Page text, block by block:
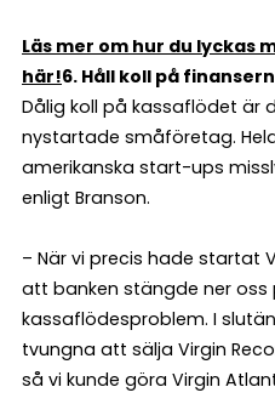
Läs mer om hur du lyckas
här!6. Håll koll på
Dålig koll på kassaflödet
nystartade småföretag.
amerikanska start-ups
enligt Branson.
– När vi precis hade startat
att banken stängde ner oss
kassaflödesproblem. I
tvungna att sälja Virgin
så vi kunde göra Virgin